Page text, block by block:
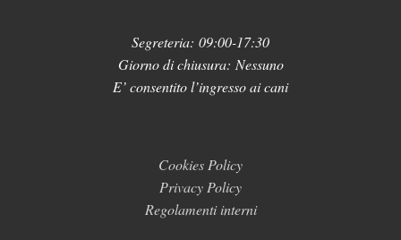
Segreteria: 09:00-17:30
Giorno di chiusura: Nessuno
E’ consentito l’ingresso ai cani
Cookies Policy
Privacy Policy
Regolamenti interni